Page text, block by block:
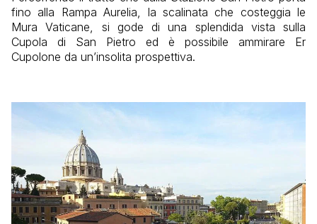
fino alla Rampa Aurelia, la scalinata che costeggia le
Mura Vaticane, si gode di una splendida vista sulla
Cupola di San Pietro ed è possibile ammirare Er
Cupolone da un’insolita prospettiva.